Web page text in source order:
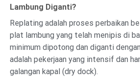
Lambung Diganti?
Replating adalah proses perbaikan
plat lambung yang telah menipis di
minimum dipotong dan diganti
adalah pekerjaan yang intensif dan
galangan kapal (dry dock).